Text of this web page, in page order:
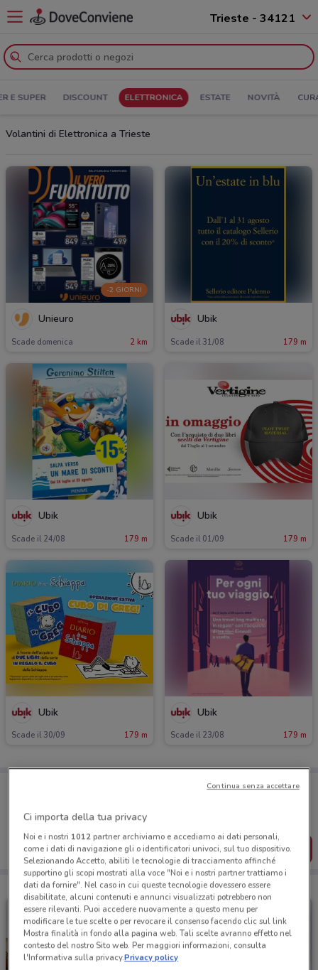
Trieste - 34121
E SUPER DISCOUNT ELETTRONICA ESTATE NOVITÀ
Volantini di Elettronica a Trieste
-2 GIORNI
Unieuro
Scade domenica 2 km
Ubik
Scade il 31/08 179 m
Ubik
Scade il 24/08 179 m
Ubik
Scade il 01/09 179 m
Ubik
Scade il 30/09 179 m
Ubik
Scade il 23/08 179 m
Porta DoveConviene sempre con te!
salvarle e creare la tua lista del risparmio, comodamente
dal tuo cellulare.
SCARICA L’APP
Ci importa della tua privacy
Noi e i nostri 1012partner archiviamo e accediamo ai dati personali,
come i dati di navigazione gli o identificatori univoci, sul tuo dispositivo.
Selezionando Accetto, abiliti le tecnologie di tracciamento affinché
supportino gli scopi mostrati alla voce "Noi e i nostri partner trattiamo i
dati da fornire". Nel caso in cui queste tecnologie dovessero essere
disabilitate, alcuni contenuti e annunci visualizzati potrebbero non
essere rilevanti. Puoi accedere nuovamente a questo menu per
modificare le tue scelte o per revocare il consenso facendo clic sul link
Mostra finalità in fondo alla pagina web. Tali scelte avranno effetto nel
contesto del nostro Sito web. Per maggiori informazioni, consulta
l'Informativa sulla privacy.Privacy policy
Continua senza accettare